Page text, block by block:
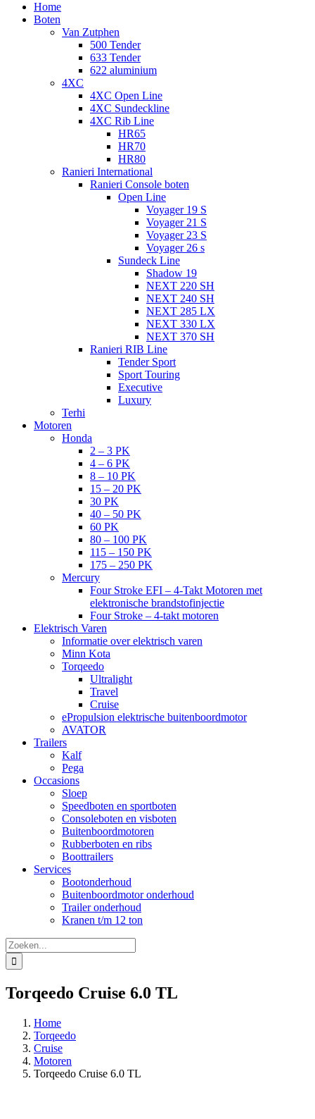
Home
Boten
Van Zutphen
500 Tender
633 Tender
622 aluminium
4XC
4XC Open Line
4XC Sundeckline
4XC Rib Line
HR65
HR70
HR80
Ranieri International
Ranieri Console boten
Open Line
Voyager 19 S
Voyager 21 S
Voyager 23 S
Voyager 26 s
Sundeck Line
Shadow 19
NEXT 220 SH
NEXT 240 SH
NEXT 285 LX
NEXT 330 LX
NEXT 370 SH
Ranieri RIB Line
Tender Sport
Sport Touring
Executive
Luxury
Terhi
Motoren
Honda
2 – 3 PK
4 – 6 PK
8 – 10 PK
15 – 20 PK
30 PK
40 – 50 PK
60 PK
80 – 100 PK
115 – 150 PK
175 – 250 PK
Mercury
Four Stroke EFI – 4-Takt Motoren met
elektronische brandstofinjectie
Four Stroke – 4-takt motoren
Elektrisch Varen
Informatie over elektrisch varen
Minn Kota
Torqeedo
Ultralight
Travel
Cruise
ePropulsion elektrische buitenboordmotor
AVATOR
Trailers
Kalf
Pega
Occasions
Sloep
Speedboten en sportboten
Consoleboten en visboten
Buitenboordmotoren
Rubberboten en ribs
Boottrailers
Services
Bootonderhoud
Buitenboordmotor onderhoud
Trailer onderhoud
Kranen t/m 12 ton
Zoeken
naar:
Torqeedo Cruise 6.0 TL
Home
Torqeedo
Cruise
Motoren
Torqeedo Cruise 6.0 TL